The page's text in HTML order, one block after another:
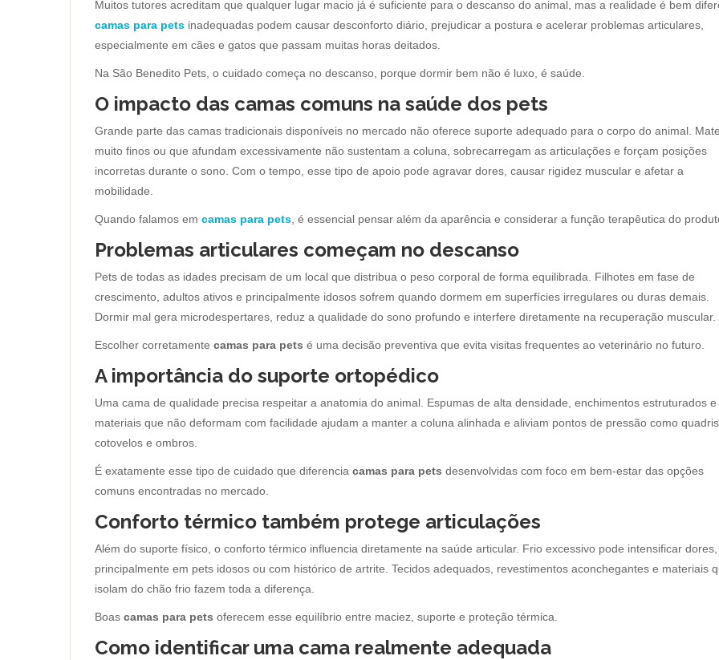
Muitos tutores acreditam que qualquer lugar macio já é suficiente para o descanso do animal, mas a realidade é bem
camas para pets inadequadas podem causar desconforto diário, prejudicar a postura e acelerar problemas articulares,
especialmente em cães e gatos que passam muitas horas deitados.
Na São Benedito Pets, o cuidado começa no descanso, porque dormir bem não é luxo, é saúde.
O impacto das camas comuns na saúde dos pets
Grande parte das camas tradicionais disponíveis no mercado não oferece suporte adequado para o corpo do animal.
muito finos ou que afundam excessivamente não sustentam a coluna, sobrecarregam as articulações e forçam posições
incorretas durante o sono. Com o tempo, esse tipo de apoio pode agravar dores, causar rigidez muscular e afetar a
mobilidade.
Quando falamos em camas para pets , é essencial pensar além da aparência e considerar a função terapêutica do
Problemas articulares começam no descanso
Pets de todas as idades precisam de um local que distribua o peso corporal de forma equilibrada. Filhotes em fase de
crescimento, adultos ativos e principalmente idosos sofrem quando dormem em superfícies irregulares ou duras demais.
Dormir mal gera microdespertares, reduz a qualidade do sono profundo e interfere diretamente na recuperação muscular.
Escolher corretamente camas para pets é uma decisão preventiva que evita visitas frequentes ao veterinário no futuro.
A importância do suporte ortopédico
Uma cama de qualidade precisa respeitar a anatomia do animal. Espumas de alta densidade, enchimentos estruturados e
materiais que não deformam com facilidade ajudam a manter a coluna alinhada e aliviam pontos de pressão como quadris,
cotovelos e ombros.
É exatamente esse tipo de cuidado que diferencia camas para pets desenvolvidas com foco em bem-estar das opções
comuns encontradas no mercado.
Conforto térmico também protege articulações
Além do suporte físico, o conforto térmico influencia diretamente na saúde articular. Frio excessivo pode intensificar dores,
principalmente em pets idosos ou com histórico de artrite. Tecidos adequados, revestimentos aconchegantes e materiais
isolam do chão frio fazem toda a diferença.
Boas camas para pets oferecem esse equilíbrio entre maciez, suporte e proteção térmica.
Como identificar uma cama realmente adequada